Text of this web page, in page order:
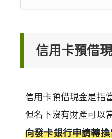
信用卡預借
信用卡預借現金是指
但名下沒有財產可以
向發卡銀行申請轉